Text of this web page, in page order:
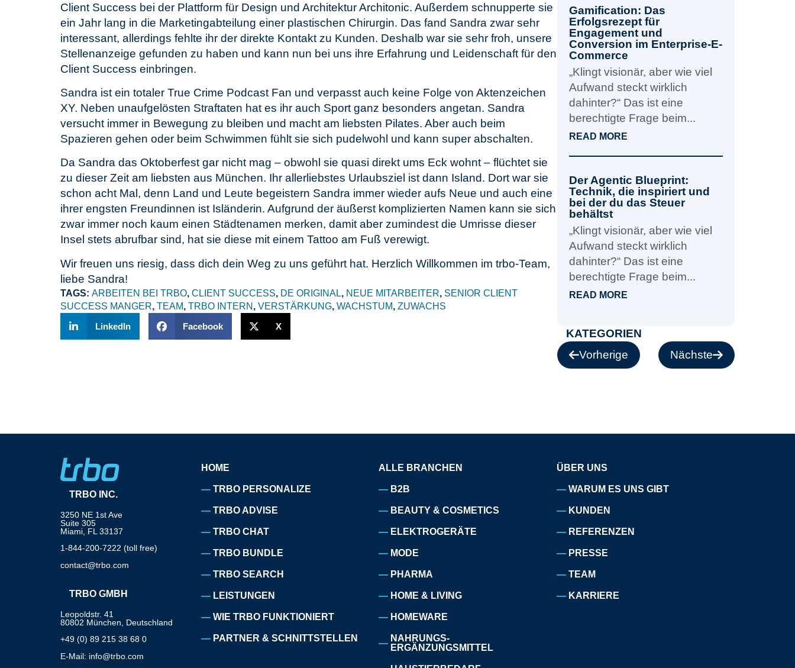
Client Success bei der Plattform für Design und Architektur Architonic. Außerdem schnupperte sie
ein Jahr lang in die Marketingabteilung einer plastischen Chirurgin. Das fand Sandra zwar sehr
interessant, allerdings fehlte ihr der direkte Kontakt zu Kunden. Deshalb war sie sehr froh, unsere
Stellenanzeige gefunden zu haben und kann nun bei uns ihre Erfahrung und Leidenschaft für den
Client Success einbringen.
Sandra ist ein totaler True Crime Podcast Fan und verpasst auch keine Folge von Aktenzeichen
XY. Neben unaufgelösten Straftaten hat es ihr auch Sport ganz besonders angetan. Sandra
versucht immer in Bewegung zu bleiben und macht am liebsten Pilates. Aber auch beim
Spazieren gehen oder beim Schwimmen fühlt sie sich pudelwohl und kann super abschalten.
Da Sandra das Oktoberfest gar nicht mag – obwohl sie quasi direkt ums Eck wohnt – flüchtet sie
zu dieser Zeit am liebsten aus München. Ihr allerliebstes Urlaubsziel ist dann Island. Dort war sie
schon acht Mal, denn Land und Leute begeistern Sandra immer wieder aufs Neue und auch eine
ihrer engsten Freundinnen ist Isländerin. Aufgrund der äußerst komplizierten Namen kann sie sich
zwar immer noch kaum einen Städtenamen merken, damit aber zumindest die Umrisse dieser
Insel stets abrufbar sind, hat sie diese mit einem Tattoo am Fuß verewigt.
Wir freuen uns riesig, dass dich dein Weg zu uns geführt hat. Herzlich Willkommen im trbo-Team,
liebe Sandra!
TAGS: ARBEITEN BEI TRBO, CLIENT SUCCESS, DE ORIGINAL, NEUE MITARBEITER, SENIOR CLIENT
SUCCESS MANGER, TEAM, TRBO INTERN , VERSTÄRKUNG, WACHSTUM, ZUWACHS
LinkedIn
Facebook X
Gamification: Das
Erfolgsrezept für
Engagement und
Conversion im Enterprise-E-
Commerce
„Klingt visionär, aber wie viel
Aufwand steckt wirklich
dahinter?“ Das ist eine
berechtigte Frage beim...
READ MORE
Der Agentic Blueprint:
Technik, die inspiriert und
bei der du das Steuer
behältst
„Klingt visionär, aber wie viel
Aufwand steckt wirklich
dahinter?“ Das ist eine
berechtigte Frage beim...
READ MORE
KATEGORIEN
Vorherige
Nächste
TRBO INC.
3250 NE 1st Ave
Suite 305
Miami, FL 33137
1-844-200-7222 (toll free)
contact@trbo.com
TRBO GMBH
Leopoldstr. 41
80802 München, Deutschland
+49 (0) 89 215 38 68 0
E-Mail: info@trbo.com
HOME
TRBO PERSONALIZE
TRBO ADVISE
TRBO CHAT
TRBO BUNDLE
TRBO SEARCH
LEISTUNGEN
WIE TRBO FUNKTIONIERT
PARTNER & SCHNITTSTELLEN
ALLE BRANCHEN
B2B
BEAUTY & COSMETICS
ELEKTROGERÄTE
MODE
PHARMA
HOME & LIVING
HOMEWARE
NAHRUNGS-
ERGÄNZUNGSMITTEL
ÜBER UNS
WARUM ES UNS GIBT
KUNDEN
REFERENZEN
PRESSE
TEAM
KARRIERE